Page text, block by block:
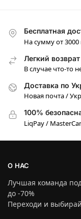
Бесплатная
На сумму от 3000
Легкий возврат
В случае что-то
Доставка по
Новая почта /
100%
LiqPay /
О НАС
Лучшая команда
до -70%
Переходи и выбирай